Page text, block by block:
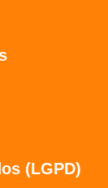
(LGPD)